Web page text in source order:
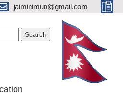
jaiminimun@gmail.com